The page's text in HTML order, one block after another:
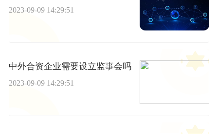
2023-09-09 14:29:51
中外合资企业需要设立监事会吗
2023-09-09 14:29:51